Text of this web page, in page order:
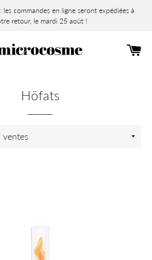
commandes en ligne seront expédiées à
retour, le mardi 25 août !
Höfats